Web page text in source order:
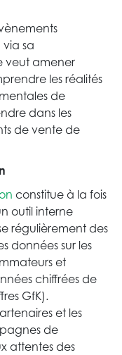
sa
veut amener
les réalités
de
dans les
de vente de
constitue à la fois
outil interne
régulièrement des
données sur les
et
chiffrées de
GfK).
et les
de
attentes des